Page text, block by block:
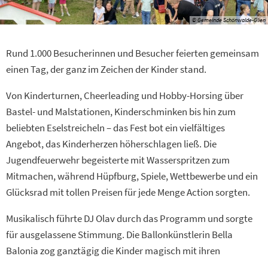
© Gemeinde Schönwalde-Glien
Rund 1.000 Besucherinnen und Besucher feierten gemeinsam
einen Tag, der ganz im Zeichen der Kinder stand.
Von Kinderturnen, Cheerleading und Hobby-Horsing über
Bastel- und Malstationen, Kinderschminken bis hin zum
beliebten Eselstreicheln – das Fest bot ein vielfältiges
Angebot, das Kinderherzen höherschlagen ließ. Die
Jugendfeuerwehr begeisterte mit Wasserspritzen zum
Mitmachen, während Hüpfburg, Spiele, Wettbewerbe und ein
Glücksrad mit tollen Preisen für jede Menge Action sorgten.
Musikalisch führte DJ Olav durch das Programm und sorgte
für ausgelassene Stimmung. Die Ballonkünstlerin Bella
Balonia zog ganztägig die Kinder magisch mit ihren